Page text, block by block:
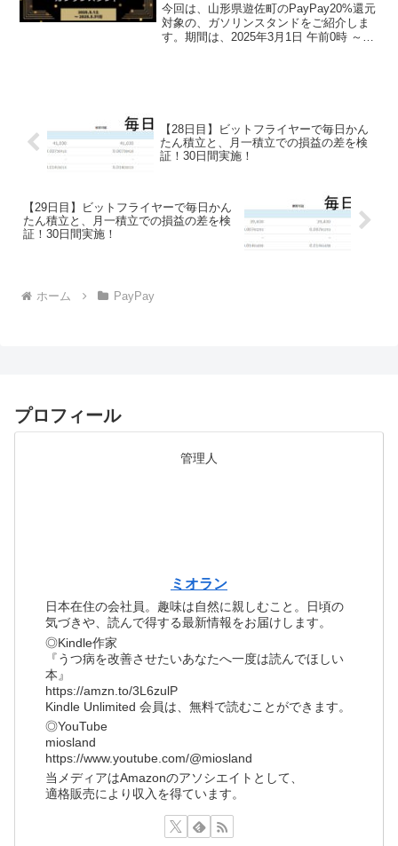
今回は、山形県遊佐町のPayPay20%還元
対象の、ガソリンスタンドをご紹介しま
す。期間は、2025年3月1日 午前0時 ～
【28日目】ビットフライヤーで毎日かん
たん積立と、月一積立での損益の差を検
証！30日間実施！
【29日目】ビットフライヤーで毎日かん
たん積立と、月一積立での損益の差を検
証！30日間実施！
ホーム PayPay
プロフィール
管理人
ミオラン
日本在住の会社員。趣味は自然に親しむこと。日頃の
気づきや、読んで得する最新情報をお届けします。
◎Kindle作家
『うつ病を改善させたいあなたへ一度は読んでほしい
本』
https://amzn.to/3L6zulP
Kindle Unlimited 会員は、無料で読むことができます。
◎YouTube
miosland
https://www.youtube.com/@miosland
当メディアはAmazonのアソシエイトとして、
適格販売により収入を得ています。